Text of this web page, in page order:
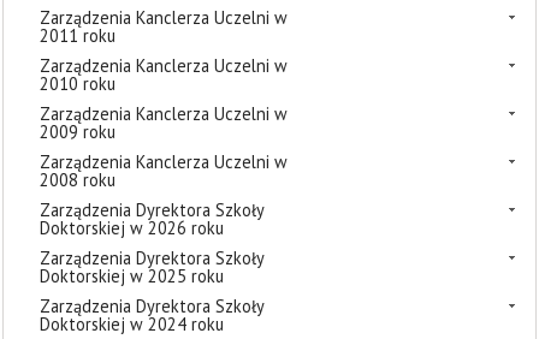
Zarządzenia Kanclerza Uczelni w
2011 roku
Zarządzenia Kanclerza Uczelni w
2010 roku
Zarządzenia Kanclerza Uczelni w
2009 roku
Zarządzenia Kanclerza Uczelni w
2008 roku
Zarządzenia Dyrektora Szkoły
Doktorskiej w 2026 roku
Zarządzenia Dyrektora Szkoły
Doktorskiej w 2025 roku
Zarządzenia Dyrektora Szkoły
Doktorskiej w 2024 roku